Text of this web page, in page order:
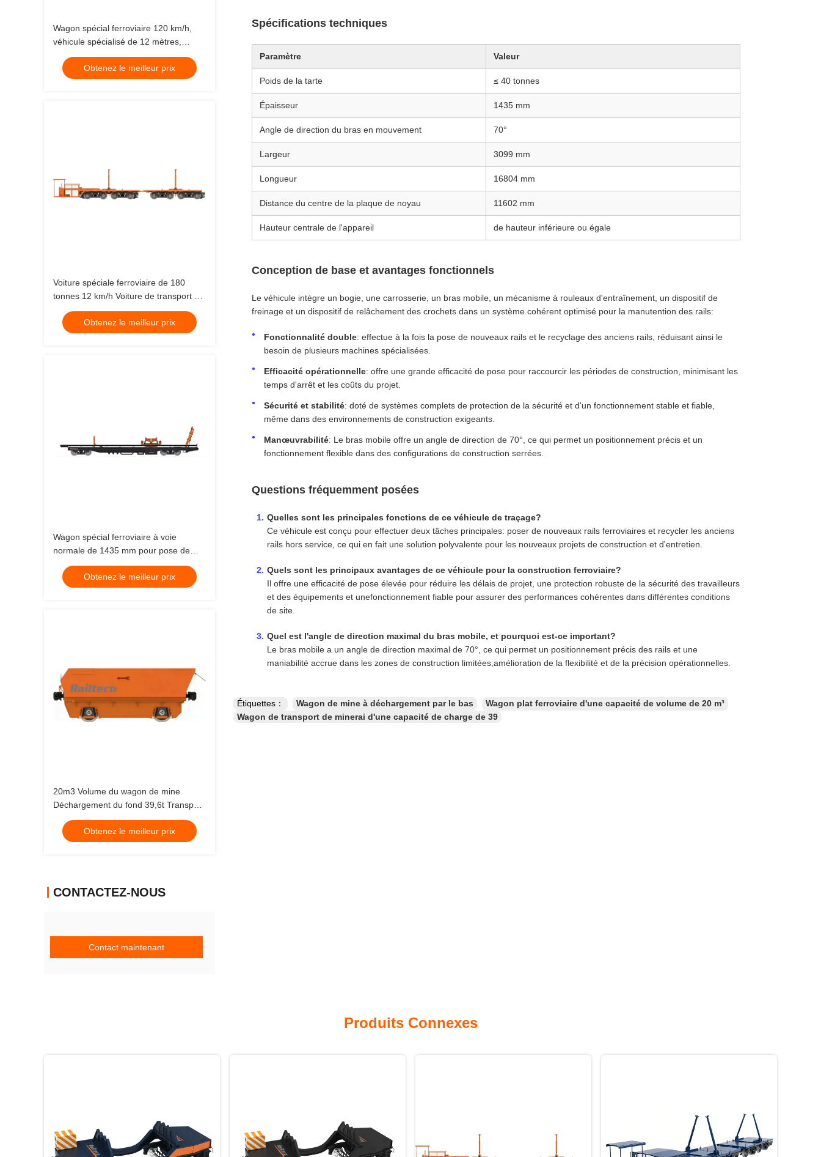
Wagon spécial ferroviaire 120 km/h,
véhicule spécialisé de 12 mètres,
wagon-citerne
Obtenez le meilleur prix
Voiture spéciale ferroviaire de 180
tonnes 12 km/h Voiture de transport de
poutres de béton
Obtenez le meilleur prix
Wagon spécial ferroviaire à voie
normale de 1435 mm pour pose de
voie à 70 degrés
Obtenez le meilleur prix
20m3 Volume du wagon de mine
Déchargement du fond 39,6t Transport
ferroviaire de marchandises
Obtenez le meilleur prix
CONTACTEZ-NOUS
Contact maintenant
Spécifications techniques
Paramètre Valeur
Poids de la tarte ≤ 40 tonnes
Épaisseur 1435 mm
Angle de direction du bras en mouvement 70°
Largeur 3099 mm
Longueur 16804 mm
Distance du centre de la plaque de noyau 11602 mm
Hauteur centrale de l'appareil de hauteur inférieure ou égale
Conception de base et avantages fonctionnels
Le véhicule intègre un bogie, une carrosserie, un bras mobile, un mécanisme à rouleaux d'entraînement, un dispositif de
freinage et un dispositif de relâchement des crochets dans un système cohérent optimisé pour la manutention des rails:
Fonctionnalité double: effectue à la fois la pose de nouveaux rails et le recyclage des anciens rails, réduisant ainsi le
besoin de plusieurs machines spécialisées.
Efficacité opérationnelle: offre une grande efficacité de pose pour raccourcir les périodes de construction, minimisant les
temps d'arrêt et les coûts du projet.
Sécurité et stabilité: doté de systèmes complets de protection de la sécurité et d'un fonctionnement stable et fiable,
même dans des environnements de construction exigeants.
Manœuvrabilité: Le bras mobile offre un angle de direction de 70°, ce qui permet un positionnement précis et un
fonctionnement flexible dans des configurations de construction serrées.
Questions fréquemment posées
Quelles sont les principales fonctions de ce véhicule de traçage?
Ce véhicule est conçu pour effectuer deux tâches principales: poser de nouveaux rails ferroviaires et recycler les anciens
rails hors service, ce qui en fait une solution polyvalente pour les nouveaux projets de construction et d'entretien.
Quels sont les principaux avantages de ce véhicule pour la construction ferroviaire?
Il offre une efficacité de pose élevée pour réduire les délais de projet, une protection robuste de la sécurité des travailleurs
et des équipements et unefonctionnement fiable pour assurer des performances cohérentes dans différentes conditions
de site.
Quel est l'angle de direction maximal du bras mobile, et pourquoi est-ce important?
Le bras mobile a un angle de direction maximal de 70°, ce qui permet un positionnement précis des rails et une
maniabilité accrue dans les zones de construction limitées,amélioration de la flexibilité et de la précision opérationnelles.
Étiquettes： Wagon de mine à déchargement par le bas
Wagon plat ferroviaire d'une capacité de volume de 20 m³
Wagon de transport de minerai d'une capacité de charge de 39
Produits Connexes